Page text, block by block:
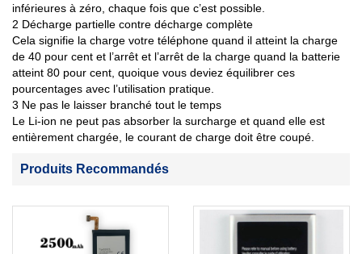
inférieures à zéro, chaque fois que c’est possible.
2 Décharge partielle contre décharge complète
Cela signifie la charge votre téléphone quand il atteint la charge
de 40 pour cent et l’arrêt et l’arrêt de la charge quand la batterie
atteint 80 pour cent, quoique vous deviez équilibrer ces
pourcentages avec l’utilisation pratique.
3 Ne pas le laisser branché tout le temps
Le Li-ion ne peut pas absorber la surcharge et quand elle est
entièrement chargée, le courant de charge doit être coupé.
Produits Recommandés